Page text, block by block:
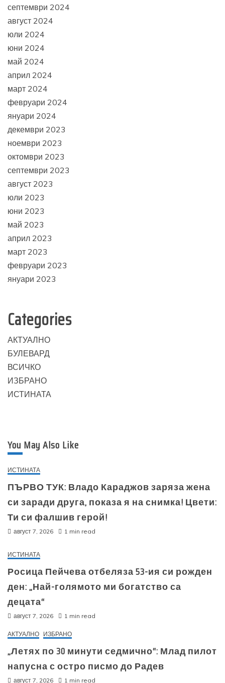
септември 2024
август 2024
юли 2024
юни 2024
май 2024
април 2024
март 2024
февруари 2024
януари 2024
декември 2023
ноември 2023
октомври 2023
септември 2023
август 2023
юли 2023
юни 2023
май 2023
април 2023
март 2023
февруари 2023
януари 2023
Categories
АКТУАЛНО
БУЛЕВАРД
ВСИЧКО
ИЗБРАНО
ИСТИНАТА
You May Also Like
ИСТИНАТА
ПЪРВО ТУК: Владо Караджов заряза жена
си заради друга, показа я на снимка! Цвети:
Ти си фалшив герой!
август 7, 2026 1 min read
ИСТИНАТА
Росица Пейчева отбеляза 53-ия си рожден
ден: „Най-голямото ми богатство са
децата“
август 7, 2026 1 min read
АКТУАЛНО ИЗБРАНО
„Летях по 30 минути седмично“: Млад пилот
напусна с остро писмо до Радев
август 7, 2026 1 min read